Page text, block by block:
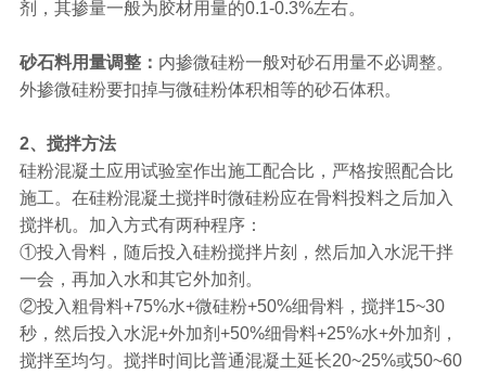
剂，其掺量一般为胶材用量的0.1-0.3%左右。
砂石料用量调整： 内掺微硅粉一般对砂石用量不必调整。
外掺微硅粉要扣掉与微硅粉体积相等的砂石体积。
2、搅拌方法
硅粉混凝土应用试验室作出施工配合比，严格按照配合比
施工。在硅粉混凝土搅拌时微硅粉应在骨料投料之后加入
搅拌机。加入方式有两种程序：
①投入骨料，随后投入硅粉搅拌片刻，然后加入水泥干拌
一会，再加入水和其它外加剂。
②投入粗骨料+75%水+微硅粉+50%细骨料，搅拌15~30
秒，然后投入水泥+外加剂+50%细骨料+25%水+外加剂，
搅拌至均匀。搅拌时间比普通混凝土延长20~25%或50~60